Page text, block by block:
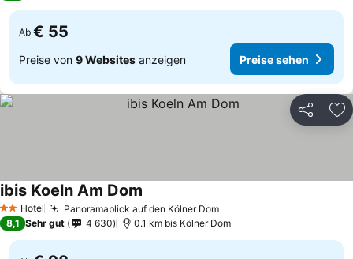
Ab € 55
Preise von 9 Websites anzeigen Preise sehen
Teilen
2 Sterne
Hotel Panoramablick auf den Kölner DomPreise sehen
ibis Koeln Am Dom
8,1 Sehr gut 4 630 0.1 km bis Kölner Dom